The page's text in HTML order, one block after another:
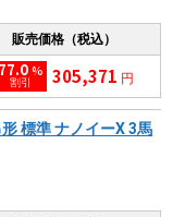
販売価格（税込）
77.0 %
割引 305,371 円
標準 ナノイーX 3馬